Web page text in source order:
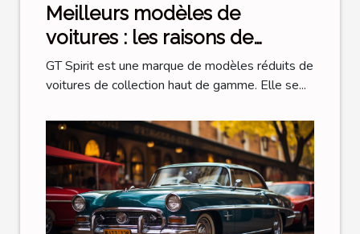
Meilleurs modèles de
voitures : les raisons de
choisir dans la collection GT
Spirit
GT Spirit est une marque de modèles réduits de
voitures de collection haut de gamme. Elle se...